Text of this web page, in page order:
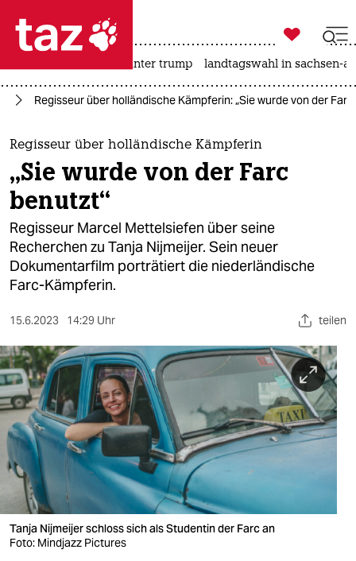
 taz zahl ich
taz zahl ich
themen
politik
öko
gesellschaft
kultur
sport
berlin
nord
wahrheit
verlag
verlag
veranstaltungen

taz zahl ich
usa unter trump landtagswahl in sachsen-
Regisseur über holländische Kämpferin: „Sie wurde von der
Regisseur über holländische Kämpferin
„Sie wurde von der Farc
benutzt“
Regisseur Marcel Mettelsiefen über seine
Recherchen zu Tanja Nijmeijer. Sein neuer
Dokumentarfilm porträtiert die niederländische
Farc-Kämpferin.
15.6.2023 14:29 Uhr teilen
Tanja Nijmeijer schloss sich als Studentin der Farc an
Foto: Mindjazz Pictures